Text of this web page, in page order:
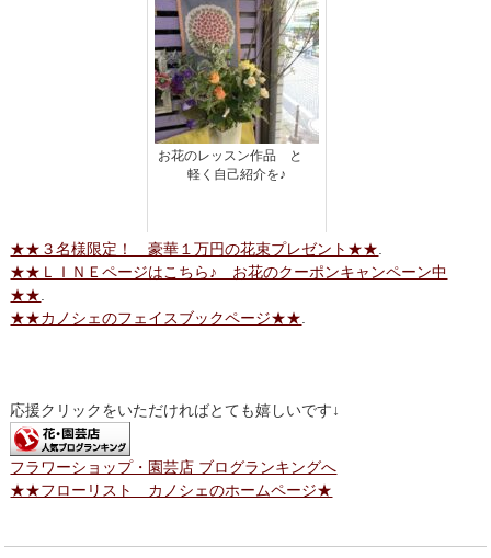
お花のレッスン作品 と
軽く自己紹介を♪
★★３名様限定！ 豪華１万円の花束プレゼント★★
★★ＬＩＮＥページはこちら♪ お花のクーポンキャンペーン中
★★
★★カノシェのフェイスブックページ★★
応援クリックをいただければとても嬉しいです↓
フラワーショップ・園芸店 ブログランキングへ
★★フローリスト カノシェのホームページ★